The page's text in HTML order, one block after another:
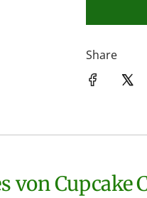
Share
von Cupcake